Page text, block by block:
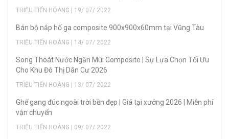
TRIỆU TIẾN HOÀNG | 19/ 07/ 2022
Bán bộ nắp hố ga composite 900x900x60mm tại Vũng Tàu
TRIỆU TIẾN HOÀNG | 14/ 07/ 2022
Song Thoát Nước Ngăn Mùi Composite | Sự Lựa Chọn Tối Ưu
Cho Khu Đô Thị Dân Cư 2026
TRIỆU TIẾN HOÀNG | 13/ 07/ 2022
Ghế gang đúc ngoài trời bền đẹp | Giá tại xưởng 2026 | Miễn phí
vận chuyển
TRIỆU TIẾN HOÀNG | 09/ 07/ 2022